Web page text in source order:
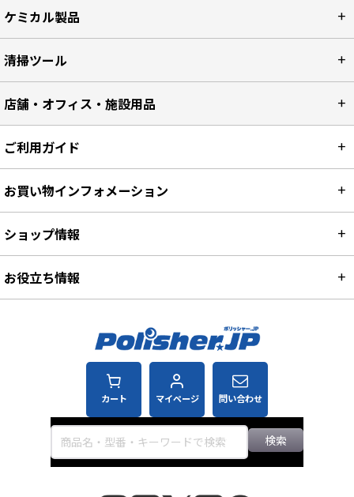
ケミカル製品
清掃ツール
店舗・オフィス・施設用品
カート マイページ 問い合わせ
検索
ご利用ガイド
お買い物インフォメーション
ショップ情報
お役立ち情報